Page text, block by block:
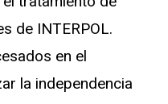
de INTERPOL.
en el
la independencia